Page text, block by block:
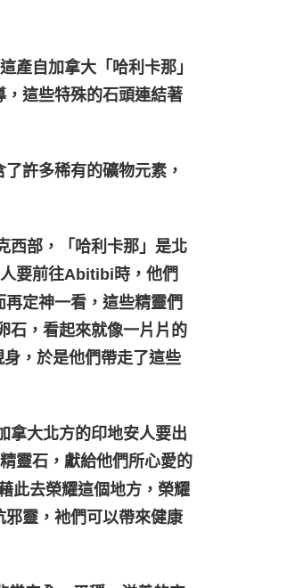
自加拿大「哈利卡那」
這些特殊的石頭連結著
許多稀有的礦物元素，
西部，「哈利卡那」是北
要前往Abitibi時，他們
定神一看，這些精靈們
石，看起來就像一片片的
，於是他們帶走了這些
拿大北方的印地安人要出
靈石，獻給他們所心愛的
此去榮耀這個地方，榮耀
靈，衪們可以帶來健康